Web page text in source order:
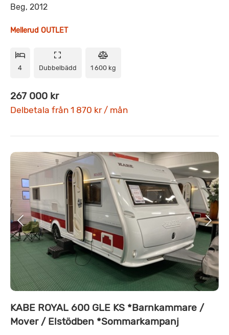
Beg, 2012
Mellerud OUTLET
4 Dubbelbädd 1 600 kg
267 000 kr
Delbetala från 1 870 kr / mån
KABE ROYAL 600 GLE KS *Barnkammare /
Mover / Elstödben *Sommarkampanj